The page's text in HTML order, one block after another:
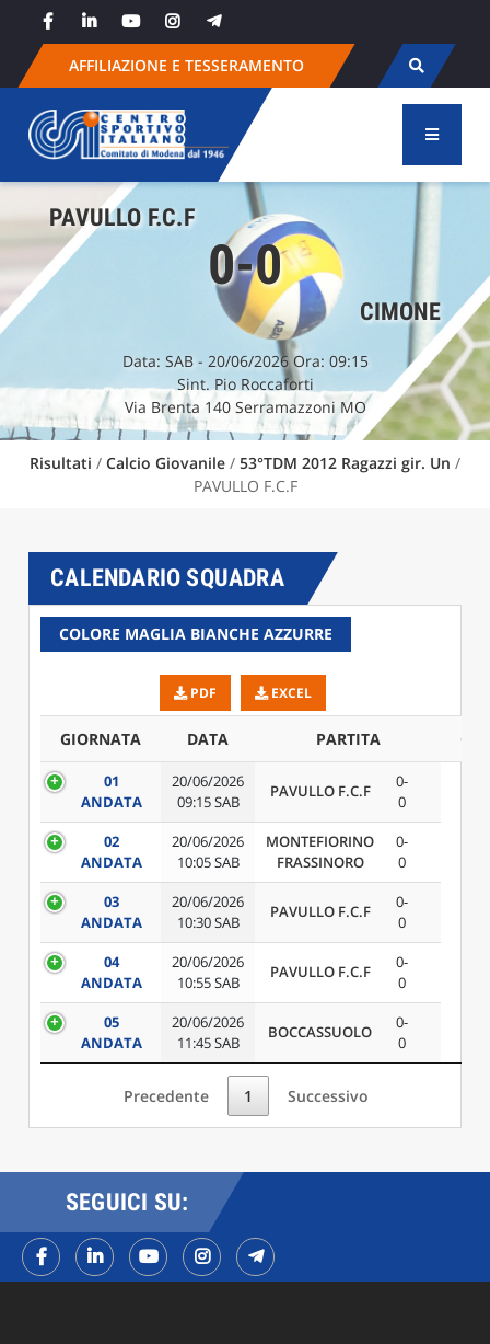
content
AFFILIAZIONE E TESSERAMENTO
PAVULLO F.C.F
0-0
CIMONE
Data: SAB- 20/06/2026 Ora: 09:15
Sint. Pio Roccaforti
Via Brenta 140 Serramazzoni MO
Risultati / Calcio Giovanile / 53°TDM 2012 Ragazzi gir. Un /
PAVULLO F.C.F
CALENDARIO SQUADRA
COLORE MAGLIA BIANCHE AZZURRE
PDF EXCEL
GIORNATA DATA PARTITA
01
ANDATA
20/06/2026
09:15 SAB
PAVULLO F.C.F
0-
0
02
ANDATA
20/06/2026
10:05 SAB
MONTEFIORINO
FRASSINORO
0-
0
03
ANDATA
20/06/2026
10:30 SAB
PAVULLO F.C.F
0-
0
04
ANDATA
20/06/2026
10:55 SAB
PAVULLO F.C.F
0-
0
05
ANDATA
20/06/2026
11:45 SAB
BOCCASSUOLO
0-
0
Precedente 1 Successivo
SEGUICI SU: